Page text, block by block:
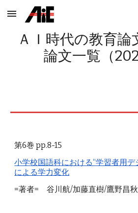
Skip to main content
ＡＩ時代の教育
論文一覧 （2
第6巻 pp.8-15
小学校国語科における“学習者用デ
による学力変化
=著者= 谷川航/加藤直樹/鷹野昌秋